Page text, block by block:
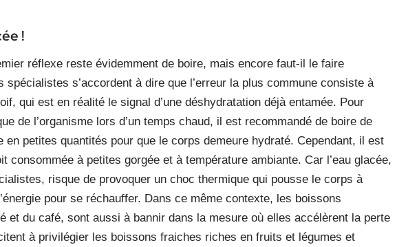
!
réflexe reste évidemment de boire, mais encore faut-il le faire
s’accordent à dire que l’erreur la plus commune consiste à
qui est en réalité le signal d’une déshydratation déjà entamée. Pour
de l’organisme lors d’un temps chaud, il est recommandé de boire de
en petites quantités pour que le corps demeure hydraté. Cependant, il est
consommée à petites gorgée et à température ambiante. Car l’eau glacée,
risque de provoquer un choc thermique qui pousse le corps à
pour se réchauffer. Dans ce même contexte, les boissons
et du café, sont aussi à bannir dans la mesure où elles accélèrent la perte
à privilégier les boissons fraiches riches en fruits et légumes et